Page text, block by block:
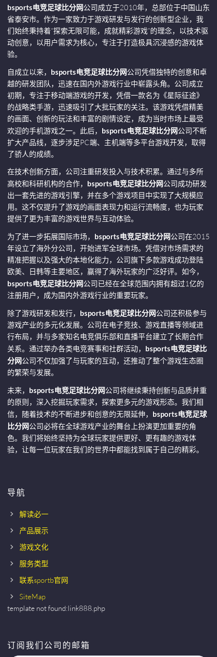
bsports电竞足球比分网公司成立于2010年，总部位于中国山东
省泰安市。作为一家致力于游戏研发与发行的创新型企业，我
们始终秉持着“探索无限可能，成就精彩游戏”的理念，以技术驱
动创意，以用户需求为核心，专注于打造极具沉浸感的游戏体
验。
自成立以来， bsports电竞足球比分网公司凭借独特的创意和卓
越的研发团队，迅速在国内外游戏行业中崭露头角。公司成立
初期，专注于移动端游戏的开发，凭借一款名为《星际征途》
的战略类手游，迅速吸引了大批玩家的关注。该游戏凭借精美
的画面、创新的玩法和丰富的剧情设定，成为当时市场上最受
欢迎的手机游戏之一。此后， bsports电竞足球比分网公司不断
扩大产品线，逐步涉足PC端、主机端等多平台游戏开发，取得
了骄人的成绩。
在技术创新方面，公司注重研发投入与技术积累。通过与多所
高校和科研机构的合作， bsports电竞足球比分网公司成功研发
出一套先进的游戏引擎，并在多个游戏项目中实现了大规模应
用。这不仅提升了游戏的画面表现力和运行流畅度，也为玩家
提供了更为丰富的游戏世界与互动体验。
为了进一步拓展国际市场， bsports电竞足球比分网公司在2015
年设立了海外分公司，开始进军全球市场。凭借对市场需求的
精准把握以及强大的本地化能力，公司旗下多款游戏成功登陆
欧美、日韩等主要地区，赢得了海外玩家的广泛好评。如今，
bsports电竞足球比分网公司已经在全球范围内拥有超过1亿的
注册用户，成为国内外游戏行业的重要玩家。
除了游戏研发和发行， bsports电竞足球比分网公司还积极参与
游戏产业的多元化发展。公司在电子竞技、游戏直播等领域进
行布局，并与多家知名电竞俱乐部和直播平台建立了长期合作
关系。通过举办各类电竞赛事和社群活动， bsports电竞足球比
分网公司不仅加强了与玩家的互动，还推动了整个游戏生态圈
的繁荣与发展。
未来， bsports电竞足球比分网公司将继续秉持创新与品质并重
的原则，深入挖掘玩家需求，探索更多元的游戏形态。我们相
信，随着技术的不断进步和创意的无限延伸， bsports电竞足球
比分网公司必将在全球游戏产业的舞台上扮演更加重要的角
色。我们将始终坚持为全球玩家提供更好、更有趣的游戏体
验，让每一位玩家在我们的世界中都能找到属于自己的精彩。
导航
解读必一
产品展示
游戏文化
服务类型
联系sportb官网
SiteMap
template not found:link888.php
订阅我们公司的邮箱